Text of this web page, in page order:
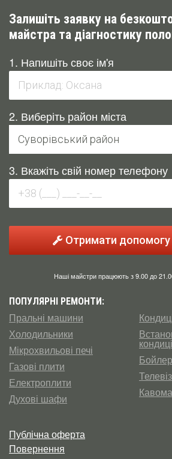
Залишіть заявку на
майстра та діагностику
1. Напишіть своє ім'я
2. Виберіть район міста
3. Вкажіть свій номер телефону
Отримати
Наші майстри працюють з 9.00 до
ПОПУЛЯРНІ РЕМОНТИ:
Пральні машини
Холодильники
Мікрохвильові печі
Газові плити
Електроплити
Духові шафи
Публічна оферта
Повернення